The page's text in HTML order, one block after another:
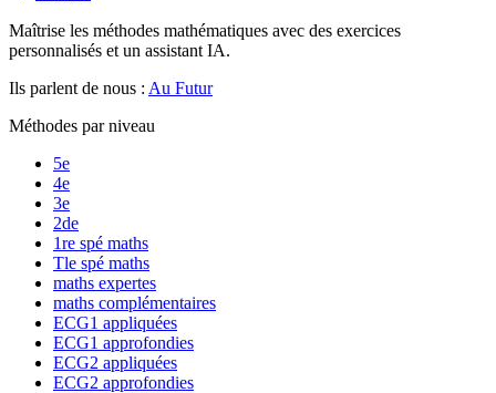
Maîtrise les méthodes mathématiques avec des exercices
personnalisés et un assistant IA.
Ils parlent de nous : Au Futur
Méthodes par niveau
5e
4e
3e
2de
1re spé maths
Tle spé maths
maths expertes
maths complémentaires
ECG1 appliquées
ECG1 approfondies
ECG2 appliquées
ECG2 approfondies